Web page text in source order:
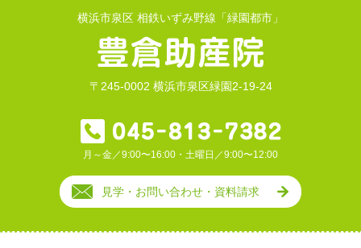
横浜市泉区 相鉄いずみ野線「緑園都市」
〒245-0002 横浜市泉区緑園2-19-24
月～金／9:00〜16:00・土曜日／9:00〜12:00
見学・お問い合わせ・資料請求